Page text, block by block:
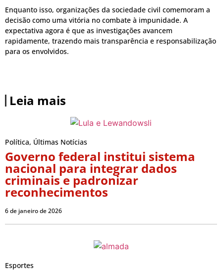
Enquanto isso, organizações da sociedade civil comemoram a
decisão como uma vitória no combate à impunidade. A
expectativa agora é que as investigações avancem
rapidamente, trazendo mais transparência e responsabilização
para os envolvidos.
Leia mais
Política, Últimas Notícias
Governo federal institui sistema
nacional para integrar dados
criminais e padronizar
reconhecimentos
6 de janeiro de 2026
Esportes